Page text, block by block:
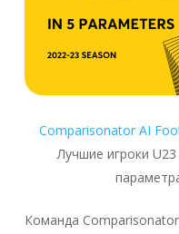
Comparisonator AI
Лучшие игроки
Команда